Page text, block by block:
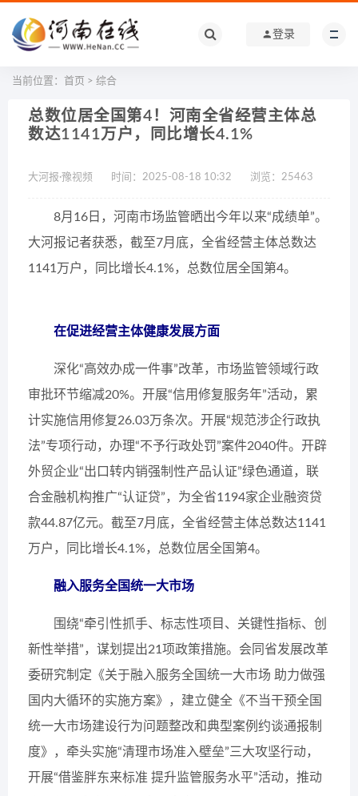
登录
当前位置： 首页 > 综合
总数位居全国第4！河南全省经营主体总
数达1141万户，同比增长4.1%
大河报·豫视频 时间：2025-08-18 10:32 浏览： 25463
8月16日，河南市场监管晒出今年以来“成绩单”。
大河报记者获悉，截至7月底，全省经营主体总数达
1141万户，同比增长4.1%，总数位居全国第4。
在促进经营主体健康发展方面
深化“高效办成一件事”改革，市场监管领域行政
审批环节缩减20%。开展“信用修复服务年”活动，累
计实施信用修复26.03万条次。开展“规范涉企行政执
法”专项行动，办理“不予行政处罚”案件2040件。开辟
外贸企业“出口转内销强制性产品认证”绿色通道，联
合金融机构推广“认证贷”，为全省1194家企业融资贷
款44.87亿元。截至7月底，全省经营主体总数达1141
万户，同比增长4.1%，总数位居全国第4。
融入服务全国统一大市场
围绕“牵引性抓手、标志性项目、关键性指标、创
新性举措”，谋划提出21项政策措施。会同省发展改革
委研究制定《关于融入服务全国统一大市场 助力做强
国内大循环的实施方案》，建立健全《不当干预全国
统一大市场建设行为问题整改和典型案例约谈通报制
度》，牵头实施“清理市场准入壁垒”三大攻坚行动，
开展“借鉴胖东来标准 提升监管服务水平”活动，推动